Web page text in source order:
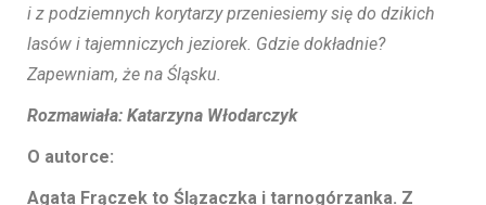
i z podziemnych korytarzy przeniesiemy się do dzikich
lasów i tajemniczych jeziorek. Gdzie dokładnie?
Zapewniam, że na Śląsku.
Rozmawiała: Katarzyna Włodarczyk
O autorce:
Agata Frączek to Ślązaczka i tarnogórzanka. Z